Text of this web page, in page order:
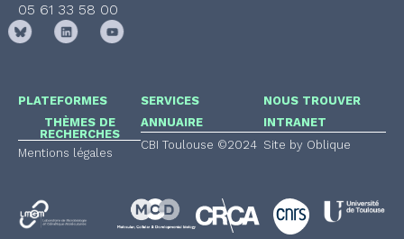
05 61 33 58 00
PLATEFORMES
THÈMES DE
RECHERCHES
Mentions légales
SERVICES
ANNUAIRE
CBI Toulouse ©2024
NOUS TROUVER
INTRANET
Site by Oblique